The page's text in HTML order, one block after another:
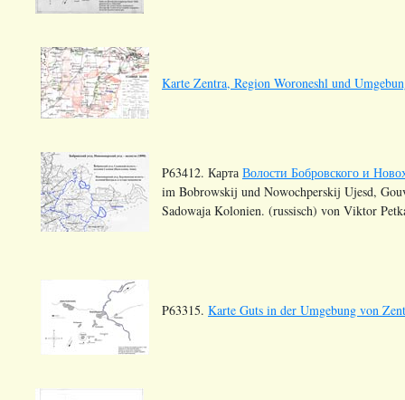
Karte Zentra, Region Woroneshl und
P63412. Карта Волости Бобровского и
im Bobrowskij und Nowochperskij Ujesd,
Sadowaja Kolonien. (russisch) von Viktor
P63315. Karte Guts in der Umgebung von